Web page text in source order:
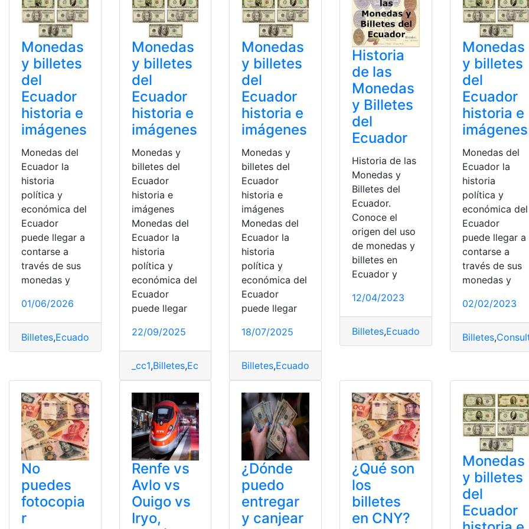
Monedas
y billetes
del
Ecuador
historia e
imágenes
Monedas del
Ecuador la
historia
política y
económica del
Ecuador
puede llegar a
contarse a
través de sus
monedas y
01/06/2026
Billetes,Ecuador Herramientas Ecuador Monedas y billetes
Monedas
y billetes
del
Ecuador
historia e
imágenes
Monedas y
billetes del
Ecuador
historia e
imágenes
Monedas del
Ecuador la
historia
política y
económica del
Ecuador
puede llegar
22/09/2025
_cc1,Billetes,Ecuador Historia,Imágenes,Monedas
Monedas
y billetes
del
Ecuador
historia e
imágenes
Monedas y
billetes del
Ecuador
historia e
imágenes
Monedas del
Ecuador la
historia
política y
económica del
Ecuador
puede llegar
18/07/2025
Billetes,Ecuador
Historia
de las
Monedas
y Billetes
del
Ecuador
Historia de las
Monedas y
Billetes del
Ecuador.
Conoce el
origen del uso
de monedas y
billetes en
Ecuador y
12/04/2023
Billetes,Ecuador Historia
Monedas
y billetes
del
Ecuador
historia e
imágenes
Monedas del
Ecuador la
historia
política y
económica del
Ecuador
puede llegar a
contarse a
través de sus
monedas y
02/02/2023
Billetes,
No
puedes
fotocopia
r
Renfe vs
Avlo vs
Ouigo vs
Iryo,
¿Dónde
puedo
entregar
y canjear
¿Qué son
los
billetes
en CNY?
Monedas
y billetes
del
Ecuador